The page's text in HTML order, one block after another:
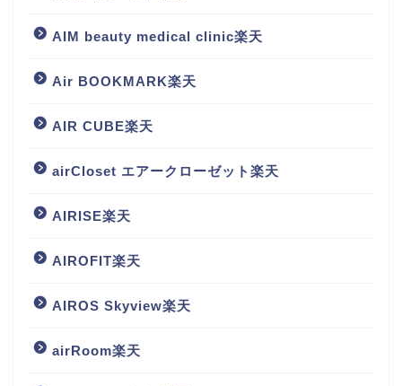
AIM beauty medical clinic楽天
Air BOOKMARK楽天
AIR CUBE楽天
airCloset エアークローゼット楽天
AIRISE楽天
AIROFIT楽天
AIROS Skyview楽天
airRoom楽天